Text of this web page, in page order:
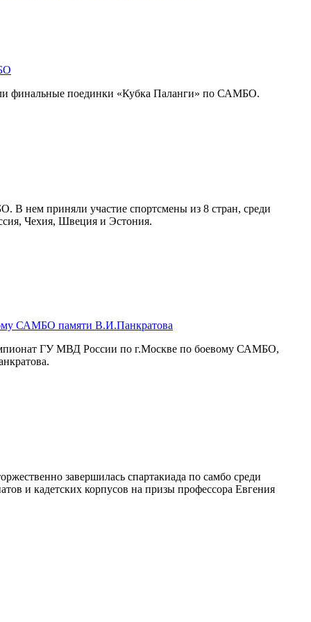
финальные поединки «Кубка Паланги» по САМБО.
нем приняли участие спортсмены из 8 стран, среди
Чехия, Швеция и Эстония.
САМБО памяти В.И.Панкратова
ГУ МВД России по г.Москве по боевому САМБО,
завершилась спартакиада по самбо среди
и кадетских корпусов на призы профессора Евгения